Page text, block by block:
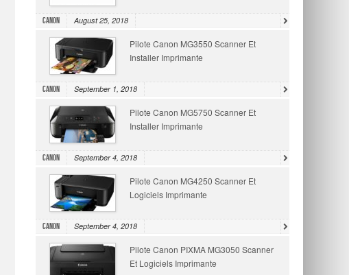
Canon August 25, 2018
Pilote Canon MG3550 Scanner Et
Installer Imprimante
Canon September 1, 2018
Pilote Canon MG5750 Scanner Et
Installer Imprimante
Canon September 4, 2018
Pilote Canon MG4250 Scanner Et
Logiciels Imprimante
Canon September 4, 2018
Pilote Canon PIXMA MG3050 Scanner
Et Logiciels Imprimante